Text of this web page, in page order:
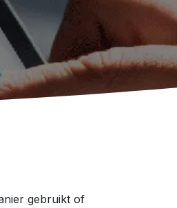
gebruikt of